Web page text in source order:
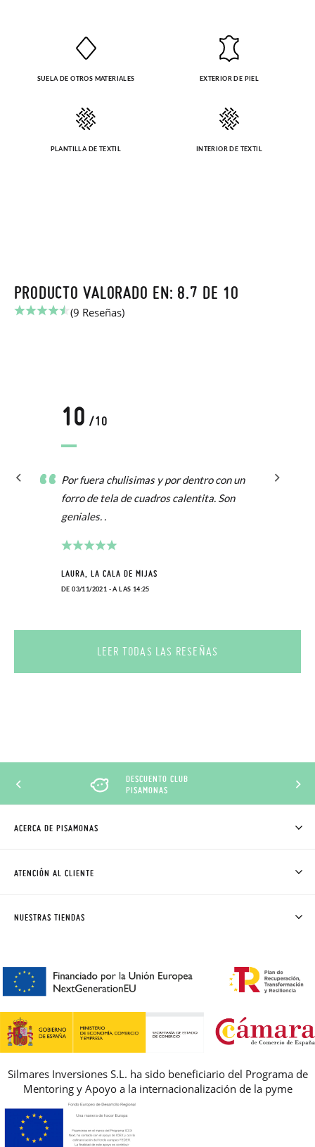
SUELA DE OTROS MATERIALES EXTERIOR DE PIEL
PLANTILLA DE TEXTIL INTERIOR DE TEXTIL
PRODUCTO VALORADO EN: 8.7 DE 10
(9 Reseñas)
10 /10
Por fuera chulisimas y por dentro con un
forro de tela de cuadros calentita. Son
geniales. .
LAURA, LA CALA DE MIJAS
DE 03/11/2021 - A LAS 14:25
LEER TODAS LAS RESEÑAS
DESCUENTO CLUB
PISAMONAS
ACERCA DE PISAMONAS
CÓMO COMPRAR
AVISO LEGAL, PRIVACIDAD Y COOKIES
REBAJAS
ATENCIÓN AL CLIENTE
PREGUNTAS FRECUENTES
NUESTRAS TIENDAS
Silmares Inversiones S.L. ha sido beneficiario del Programa de
Mentoring y Apoyo a la internacionalización de la pyme